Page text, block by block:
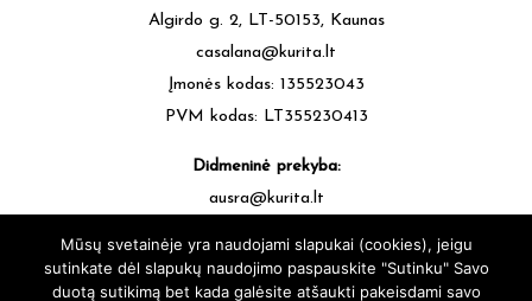
Algirdo g. 2, LT-50153, Kaunas
casalana@kurita.lt
Įmonės kodas: 135523043
PVM kodas: LT355230413
Didmeninė prekyba:
ausra@kurita.lt
Mūsų svetainėje yra naudojami slapukai (cookies), jeigu
sutinkate dėl slapukų naudojimo paspauskite "Sutinku" Savo
duotą sutikimą bet kada galėsite atšaukti pakeisdami savo